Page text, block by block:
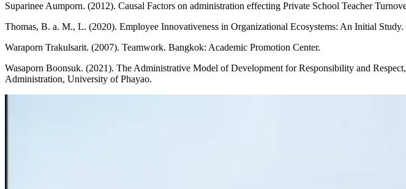
Suparinee Aumporn. (2012). Causal Factors on administration effecting Private School Teacher
Thomas, B. a. M., L. (2020). Employee Innovativeness in Organizational Ecosystems: An Initial
Waraporn Trakulsarit. (2007). Teamwork. Bangkok: Academic Promotion Center.
Wasaporn Boonsuk. (2021). The Administrative Model of Development for Responsibility and
Administration, University of Phayao.